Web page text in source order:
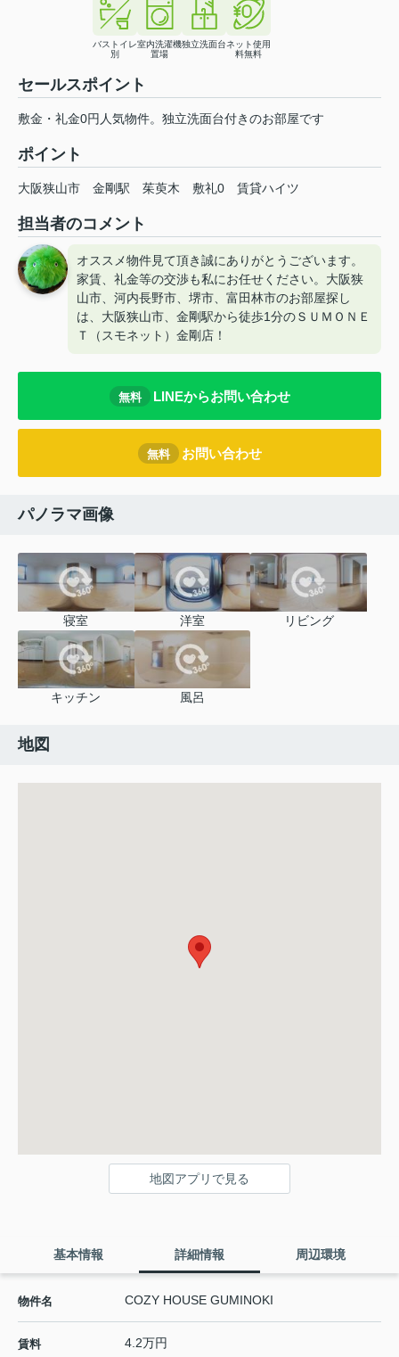
バストイレ
別
室内洗濯機
置場
独立洗面台ネット使用
料無料
セールスポイント
敷金・礼金0円人気物件。独立洗面台付きのお部屋です
ポイント
大阪狭山市 金剛駅 茱萸木 敷礼0 賃貸ハイツ
担当者のコメント
オススメ物件見て頂き誠にありがとうございます。
家賃、礼金等の交渉も私にお任せください。大阪狭
山市、河内長野市、堺市、富田林市のお部屋探し
は、大阪狭山市、金剛駅から徒歩1分のＳＵＭＯＮＥ
Ｔ（スモネット）金剛店！
無料 LINEからお問い合わせ
無料 お問い合わせ
パノラマ画像
寝室 洋室 リビング
キッチン 風呂
地図
地図アプリで見る
基本情報 詳細情報 周辺環境
物件名 COZY HOUSE GUMINOKI
賃料 4.2万円